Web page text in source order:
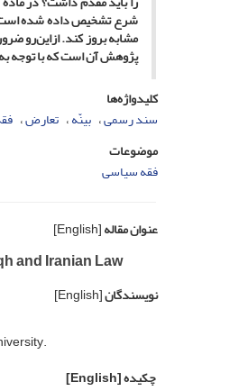
شرع تشخیص داده شده است؛
مشابه بروز کند. ازاین‌رو
پژوهش آن است که با توجه به تنافی ماده 1309 قانون مدنی با مبانی فقهی و دیدگاه فقهای شورای
کلیدواژه‌ها
سند رسمی بینّه تعارض
موضوعات
فقه سیاسی
عنوان مقاله[English]
and Iranian Law
نویسندگان[English]
چکیده[English]